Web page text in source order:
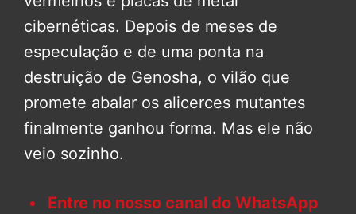
cibernéticas. Depois de meses de
especulação e de uma ponta na
destruição de Genosha, o vilão que
promete abalar os alicerces mutantes
finalmente ganhou forma. Mas ele não
veio sozinho.
Entre no nosso canal do WhatsApp